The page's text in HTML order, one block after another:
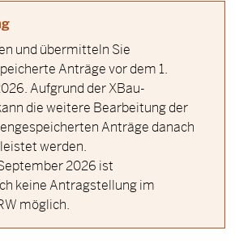
und übermitteln Sie
Anträge vor dem 1.
Aufgrund der XBau-
die weitere Bearbeitung der
Anträge danach
werden.
2026 ist
keine Antragstellung im
möglich.